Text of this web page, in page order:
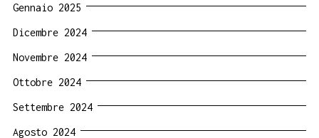
Gennaio 2025
Dicembre 2024
Novembre 2024
Ottobre 2024
Settembre 2024
Agosto 2024